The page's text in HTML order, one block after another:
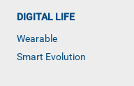
ALTRO
DIGITAL LIFE
Wearable
Smart Evolution